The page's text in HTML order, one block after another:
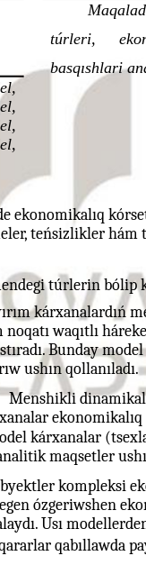
túrleri,
basqıshlari
ekonomikalıq
teńsizlikler hám
túrlerin bólip
kárxanalardıń
waqıtlı
Bunday
ushın qollanıladı.
Menshikli
kárxanalar
maqsetler
kompleksi
ózgeriwshen
Usı
qabıllawda